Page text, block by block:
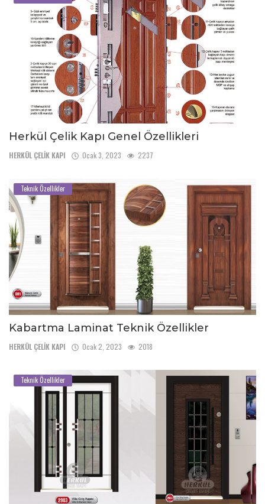
Herkül Çelik Kapı Genel Özellikleri
HERKÜL ÇELİK KAPI Ocak 3, 2023 2237
Teknik Özellikler
Kabartma Laminat Teknik Özellikler
HERKÜL ÇELİK KAPI Ocak 2, 2023 2018
Teknik Özellikler